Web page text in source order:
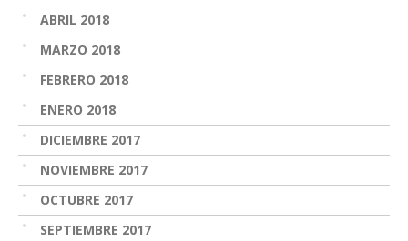
ABRIL 2018
MARZO 2018
FEBRERO 2018
ENERO 2018
DICIEMBRE 2017
NOVIEMBRE 2017
OCTUBRE 2017
SEPTIEMBRE 2017